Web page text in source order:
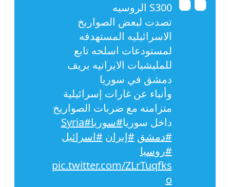
S300 الروسيه
تصدت لبعض الصواريخ
الاسرائيليه المستهدفه
لمستودعات اسلحه تابع
للمليشيات الايرانيه بريف
دمشق في سوريا
وأنباء عن غارات إسرائيلية
متزامنه مع ضربات الصواريخ
داخل سوريا#سوريا#Syria
#دمشق #إيران #اسرائيل
#روسيا
pic.twitter.com/ZLrTuqfks
o